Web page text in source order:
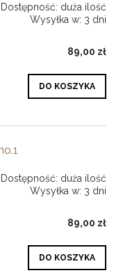
Dostępność: duża ilość
Wysyłka w: 3 dni
89,00 zł
DO KOSZYKA
Dostępność: duża ilość
Wysyłka w: 3 dni
89,00 zł
DO KOSZYKA